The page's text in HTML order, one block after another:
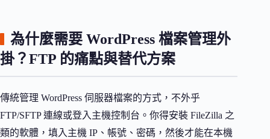
為什麼需要 WordPress 檔案管理外
掛？FTP 的痛點與替代方案
傳統管理 WordPress 伺服器檔案的方式，不外乎
FTP/SFTP 連線或登入主機控制台。你得安裝 FileZilla 之
類的軟體，填入主機 IP、帳號、密碼，然後才能在本機